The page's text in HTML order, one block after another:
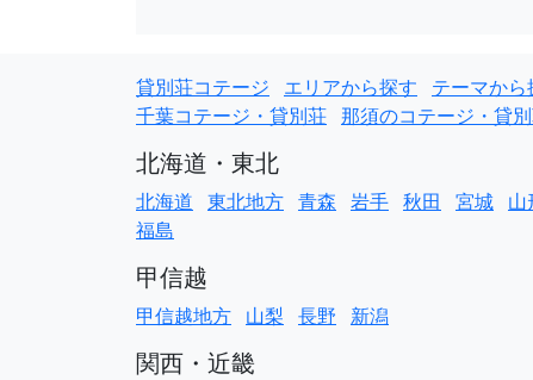
貸別荘コテージ エリアから探す テーマから
千葉コテージ・貸別荘 那須のコテージ・貸
北海道・東北
北海道 東北地方 青森 岩手 秋田 宮城 山
福島
甲信越
甲信越地方 山梨 長野 新潟
関西・近畿